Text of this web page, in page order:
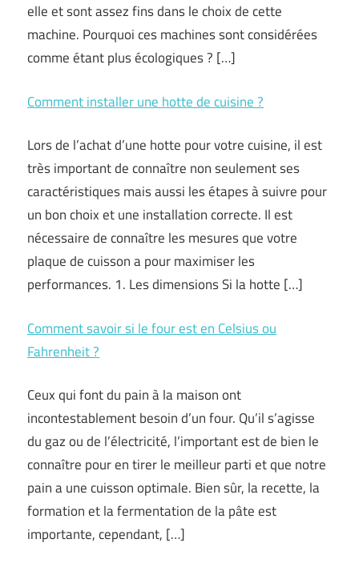
elle et sont assez fins dans le choix de cette
machine. Pourquoi ces machines sont considérées
comme étant plus écologiques ? […]
Comment installer une hotte de cuisine ?
Lors de l’achat d’une hotte pour votre cuisine, il est
très important de connaître non seulement ses
caractéristiques mais aussi les étapes à suivre pour
un bon choix et une installation correcte. Il est
nécessaire de connaître les mesures que votre
plaque de cuisson a pour maximiser les
performances. 1. Les dimensions Si la hotte […]
Comment savoir si le four est en Celsius ou
Fahrenheit ?
Ceux qui font du pain à la maison ont
incontestablement besoin d’un four. Qu’il s’agisse
du gaz ou de l’électricité, l’important est de bien le
connaître pour en tirer le meilleur parti et que notre
pain a une cuisson optimale. Bien sûr, la recette, la
formation et la fermentation de la pâte est
importante, cependant, […]